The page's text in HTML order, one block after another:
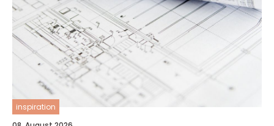
inspiration